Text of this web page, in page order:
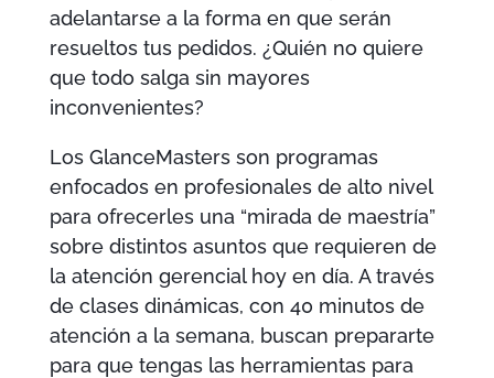
adelantarse a la forma en que serán
resueltos tus pedidos. ¿Quién no quiere
que todo salga sin mayores
inconvenientes?
Los GlanceMasters son programas
enfocados en profesionales de alto nivel
para ofrecerles una “mirada de maestría”
sobre distintos asuntos que requieren de
la atención gerencial hoy en día. A través
de clases dinámicas, con 40 minutos de
atención a la semana, buscan prepararte
para que tengas las herramientas para